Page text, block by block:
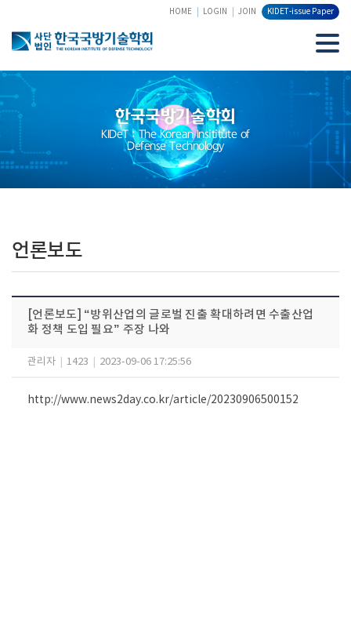
HOME LOGIN JOIN KIDET-issue Paper
한국국방기술학회
KIDeT : The Korean Insititute of
Defense Technology
언론보도
[언론보도] “방위산업의 글로벌 진출 확대하려면 수출산업
화 정책 도입 필요” 주장 나와
관리자 1423 2023-09-06 17:25:56
http://www.news2day.co.kr/article/20230906500152